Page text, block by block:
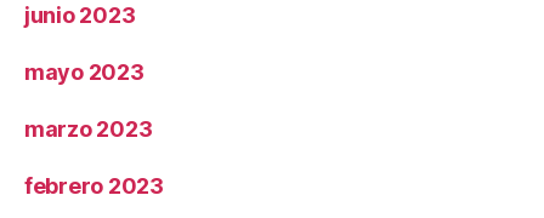
junio 2023
mayo 2023
marzo 2023
febrero 2023